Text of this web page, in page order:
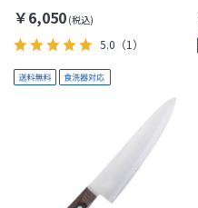
￥6,050
5.0 （1）